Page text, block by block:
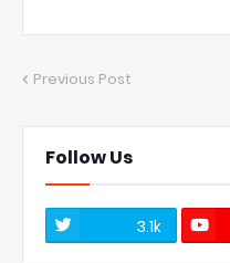
Previous Post
Follow Us
3.1k